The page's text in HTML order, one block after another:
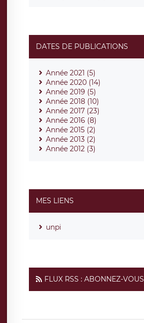
DATES DE PUBLICATIONS
Année 2021 (5)
Année 2020 (14)
Année 2019 (5)
Année 2018 (10)
Année 2017 (23)
Année 2016 (8)
Année 2015 (2)
Année 2013 (2)
Année 2012 (3)
MES LIENS
unpi
FLUX RSS : ABONNEZ-VOUS